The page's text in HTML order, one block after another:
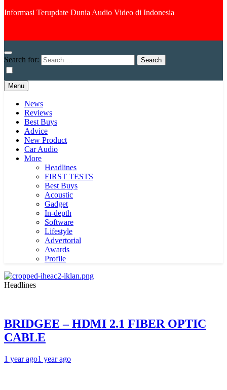
Informasi Terupdate Dunia Audio Video di Indonesia
Search for:
Menu
News
Reviews
Best Buys
Advice
New Product
Car Audio
More
Headlines
FIRST TESTS
Best Buys
Acoustic
Gadget
In-depth
Software
Lifestyle
Advertorial
Awards
Profile
Headlines
BRIDGEE – HDMI 2.1 FIBER OPTIC
CABLE
1 year ago1 year ago